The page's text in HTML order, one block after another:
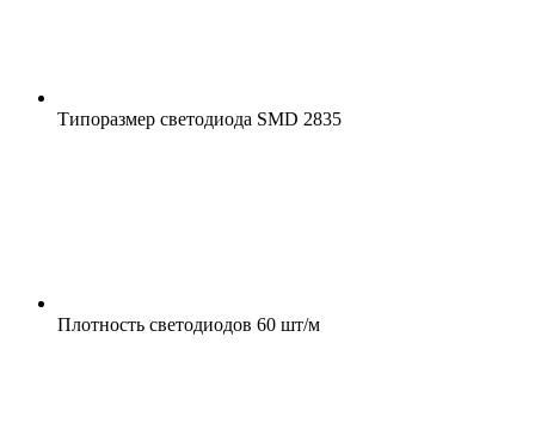
Типоразмер светодиода SMD 2835
Плотность светодиодов 60 шт/м